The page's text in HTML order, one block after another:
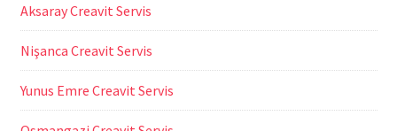
Aksaray Creavit Servis
Nişanca Creavit Servis
Yunus Emre Creavit Servis